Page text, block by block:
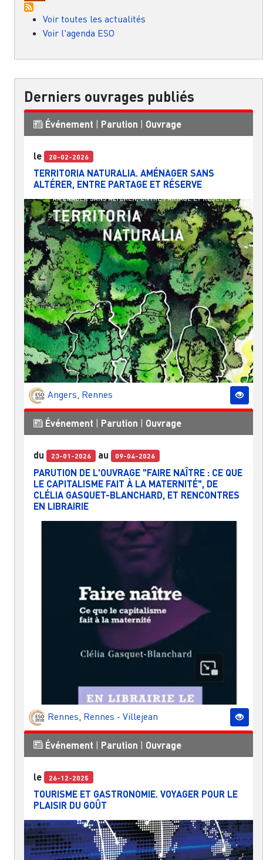
Voir toutes les actualités
Voir l'agenda ESO
Derniers ouvrages publiés
Événement Parution Ouvrage
le 20-02-2026
TERRITORIA NATURALIA. AMÉNAGER SANS
ALTÉRER, ENTRE PARTAGE ET RÉSERVE
Angers, Rennes
Événement Parution Ouvrage
du 23-01-2026 au 09-04-2026
PARUTION DE L'OUVRAGE "FAIRE NAÎTRE : CE QUE
LE CAPITALISME FAIT À LA MATERNITÉ", DE
CLÉLIA GASQUET-BLANCHARD, ET RENCONTRES
EN LIBRAIRIE
Rennes Rennes - Villejean
Événement | Parution | Ouvrage
le 26-12-2025
TOURISME ET GASTRONOMIE. VOYAGER POUR LE
PLAISIR DU GOÛT